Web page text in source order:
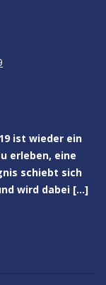
ist wieder ein
erleben, eine
schiebt sich
wird dabei […]